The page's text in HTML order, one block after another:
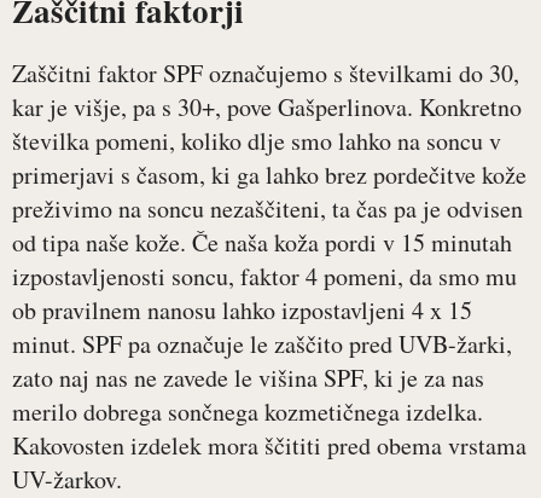
Zaščitni faktorji
Zaščitni faktor SPF označujemo s številkami do 30,
kar je višje, pa s 30+, pove Gašperlinova. Konkretno
številka pomeni, koliko dlje smo lahko na soncu v
primerjavi s časom, ki ga lahko brez pordečitve kože
preživimo na soncu nezaščiteni, ta čas pa je odvisen
od tipa naše kože. Če naša koža pordi v 15 minutah
izpostavljenosti soncu, faktor 4 pomeni, da smo mu
ob pravilnem nanosu lahko izpostavljeni 4 x 15
minut. SPF pa označuje le zaščito pred UVB-žarki,
zato naj nas ne zavede le višina SPF, ki je za nas
merilo dobrega sončnega kozmetičnega izdelka.
Kakovosten izdelek mora ščititi pred obema vrstama
UV-žarkov.